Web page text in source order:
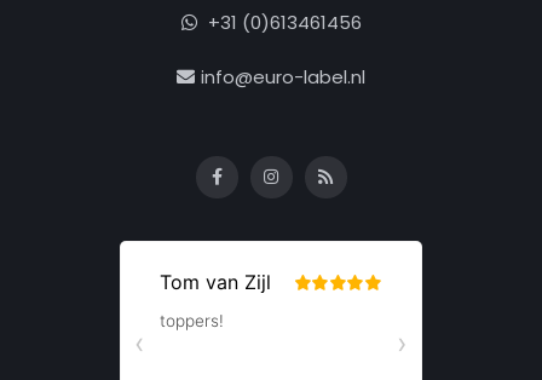
+31 (0)613461456
info@euro-label.nl